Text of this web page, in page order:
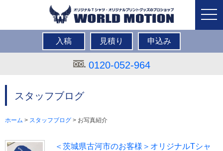
入稿 見積り 申込み
0120-052-964
スタッフブログ
ホーム > スタッフブログ > お写真紹介
＜茨城県古河市のお客様＞オリジナルTシャ